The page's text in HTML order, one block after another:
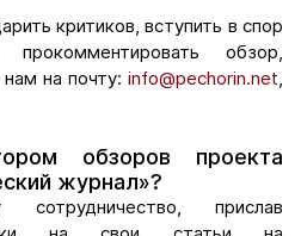
критиков, вступить в спор
обзор,
на почту: info@pechorin.net
обзоров проекта
журнал»?
прислав